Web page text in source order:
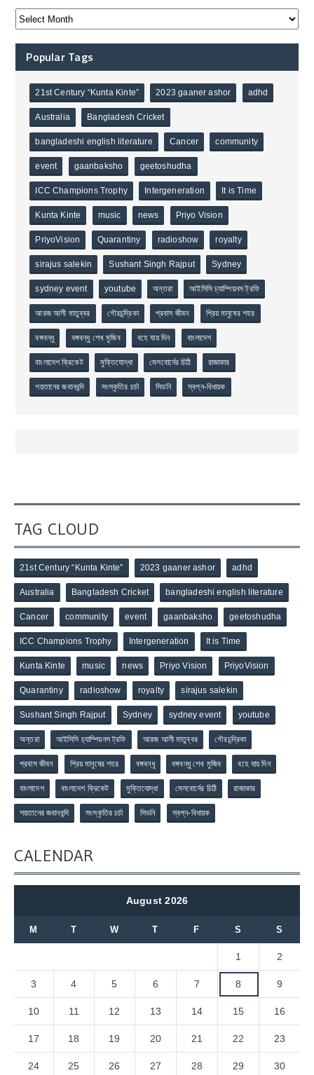
Popular Tags
21st Century “Kunta Kinte” 2023 gaaner ashor adhd
Australia Bangladesh Cricket
bangladeshi english literature Cancer community
event gaanbaksho geetoshudha
ICC Champions Trophy Intergeneration It is Time
Kunta Kinte music news Priyo Vision
PriyoVision Quarantiny radioshow royalty
sirajus salekin Sushant Singh Rajput Sydney
sydney event youtube অন্তরা আইসিসি চ্যাম্পিয়নস ট্রফি
আরজ আলী মাতুব্বর গৌরচন্দ্রিকা প্রবাস জীবন প্রিয় মানুষের শহর
বঙ্গবন্ধু বঙ্গবন্ধু শেখ মুজিব বহে যায় দিন বাংলাদেশ
বাংলাদেশ ক্রিকেট মুক্তিযোদ্ধা মেলবোর্নের চিঠি রাজাকার
শয়তানের জবানবন্দি সংস্কৃতির চর্চা সিডনি স্বপ্ন-বিধায়ক
TAG CLOUD
21st Century “Kunta Kinte” 2023 gaaner ashor adhd
Australia Bangladesh Cricket bangladeshi english literature
Cancer community event gaanbaksho geetoshudha
ICC Champions Trophy Intergeneration It is Time
Kunta Kinte music news Priyo Vision PriyoVision
Quarantiny radioshow royalty sirajus salekin
Sushant Singh Rajput Sydney sydney event youtube
অন্তরা আইসিসি চ্যাম্পিয়নস ট্রফি আরজ আলী মাতুব্বর গৌরচন্দ্রিকা
প্রবাস জীবন প্রিয় মানুষের শহর বঙ্গবন্ধু বঙ্গবন্ধু শেখ মুজিব বহে যায় দিন
বাংলাদেশ বাংলাদেশ ক্রিকেট মুক্তিযোদ্ধা মেলবোর্নের চিঠি রাজাকার
শয়তানের জবানবন্দি সংস্কৃতির চর্চা সিডনি স্বপ্ন-বিধায়ক
CALENDAR
August 2026
M T W T F S S
1 2
3 4 5 6 7 8 9
10 11 12 13 14 15 16
17 18 19 20 21 22 23
24 25 26 27 28 29 30